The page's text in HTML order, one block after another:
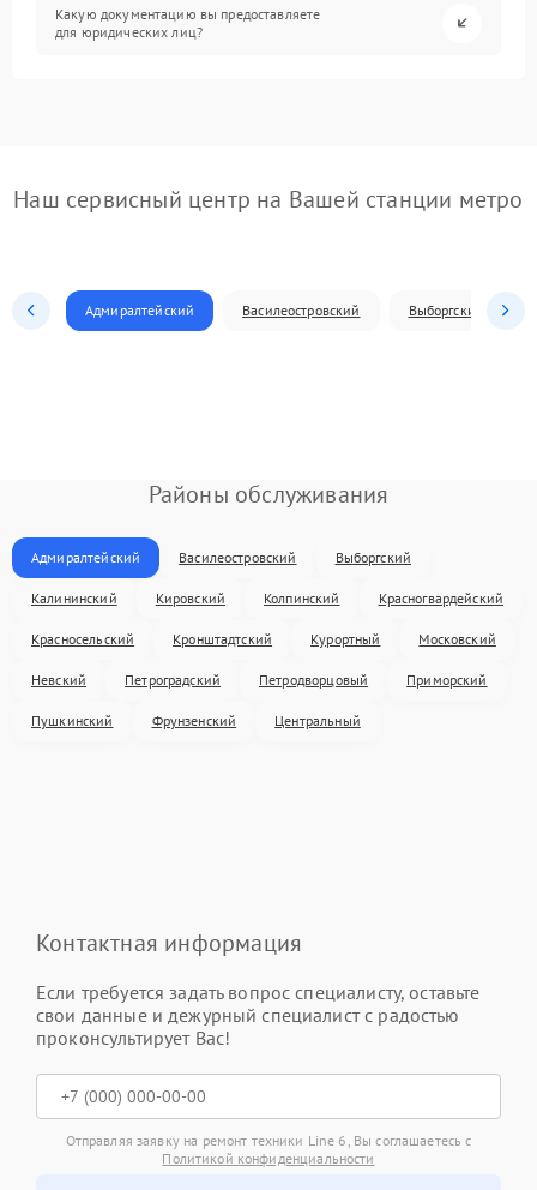
Какую документацию вы предоставляете
для юридических лиц?
Наш сервисный центр на Вашей станции метро
Адмиралтейский Василеостровский Выборгский
Районы обслуживания
Адмиралтейский Василеостровский Выборгский
Калининский Кировский Колпинский Красногвардейский
Красносельский Кронштадтский Курортный Московский
Невский Петроградский Петродворцовый Приморский
Пушкинский Фрунзенский Центральный
Контактная информация
Если требуется задать вопрос специалисту, оставьте
свои данные и дежурный специалист с радостью
проконсультирует Вас!
Отправляя заявку на ремонт техники Line 6, Вы соглашаетесь с
Политикой конфиденциальности